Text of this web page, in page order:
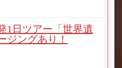
1日ツアー「世界遺
ジングあり！